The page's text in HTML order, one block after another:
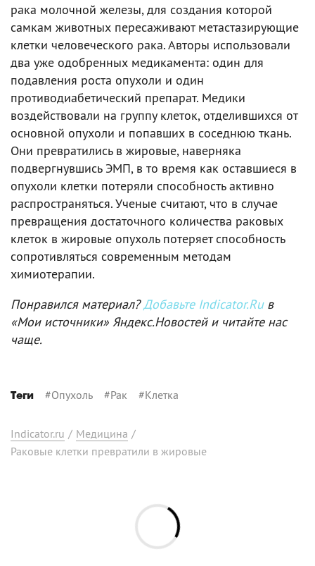
рака молочной железы, для создания которой
самкам животных пересаживают метастазирующие
клетки человеческого рака. Авторы использовали
два уже одобренных медикамента: один для
подавления роста опухоли и один
противодиабетический препарат. Медики
воздействовали на группу клеток, отделившихся от
основной опухоли и попавших в соседнюю ткань.
Они превратились в жировые, наверняка
подвергнувшись ЭМП, в то время как оставшиеся в
опухоли клетки потеряли способность активно
распространяться. Ученые считают, что в случае
превращения достаточного количества раковых
клеток в жировые опухоль потеряет способность
сопротивляться современным методам
химиотерапии.
Понравился материал?Добавьте Indicator.Ruв
«Мои источники» Яндекс.Новостей и читайте нас
чаще.
Теги #Опухоль #Рак #Клетка
Indicator.ru / Медицина /
Раковые клетки превратили в жировые